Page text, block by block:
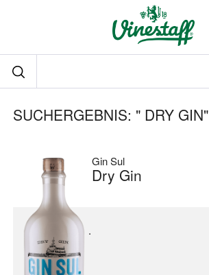
SUCHERGEBNIS: " DRY GIN"
Gin Sul
Dry Gin
.